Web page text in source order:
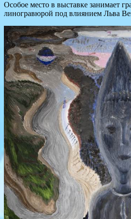
Особое место в выставке занимает
линогравюрой под влиянием Льва